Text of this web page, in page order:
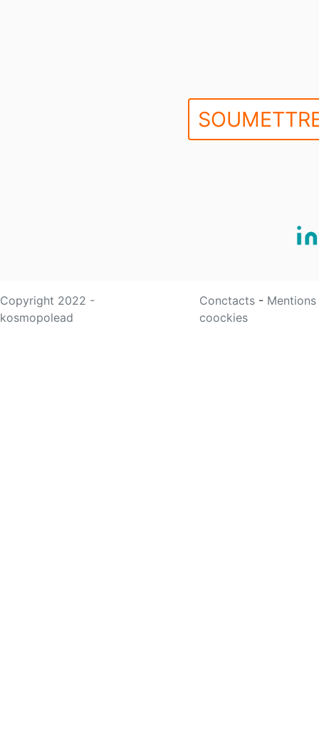
Copyright 2022 -
kosmopolead
Conctacts -
coockies